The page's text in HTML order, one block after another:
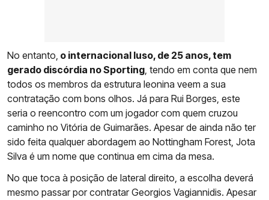
No entanto, o internacional luso, de 25 anos, tem
gerado discórdia no Sporting, tendo em conta que nem
todos os membros da estrutura leonina veem a sua
contratação com bons olhos. Já para Rui Borges, este
seria o reencontro com um jogador com quem cruzou
caminho no Vitória de Guimarães. Apesar de ainda não ter
sido feita qualquer abordagem ao Nottingham Forest, Jota
Silva é um nome que continua em cima da mesa.
No que toca à posição de lateral direito, a escolha deverá
mesmo passar por contratar Georgios Vagiannidis. Apesar